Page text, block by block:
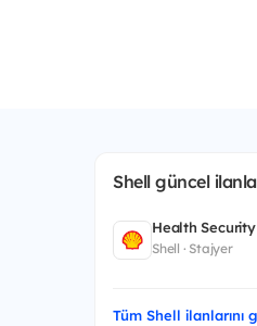
Shell güncel
Health
Shell · Stajyer
Tüm Shell ilanlarını